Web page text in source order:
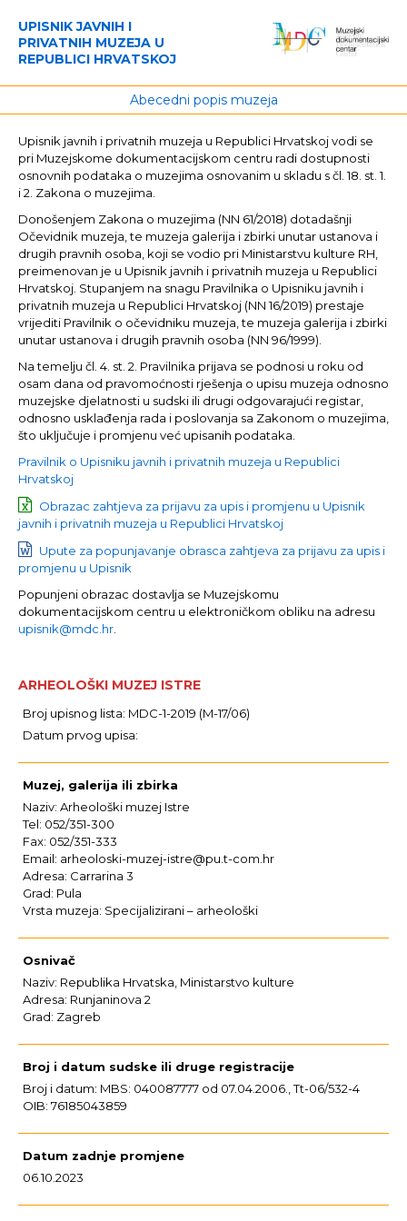
UPISNIK JAVNIH I
PRIVATNIH MUZEJA U
REPUBLICI HRVATSKOJ
Abecedni popis muzeja
Upisnik javnih i privatnih muzeja u Republici Hrvatskoj vodi se
pri Muzejskome dokumentacijskom centru radi dostupnosti
osnovnih podataka o muzejima osnovanim u skladu s čl. 18. st. 1.
i 2. Zakona o muzejima.
Donošenjem Zakona o muzejima (NN 61/2018) dotadašnji
Očevidnik muzeja, te muzeja galerija i zbirki unutar ustanova i
drugih pravnih osoba, koji se vodio pri Ministarstvu kulture RH,
preimenovan je u Upisnik javnih i privatnih muzeja u Republici
Hrvatskoj. Stupanjem na snagu Pravilnika o Upisniku javnih i
privatnih muzeja u Republici Hrvatskoj (NN 16/2019) prestaje
vrijediti Pravilnik o očevidniku muzeja, te muzeja galerija i zbirki
unutar ustanova i drugih pravnih osoba (NN 96/1999).
Na temelju čl. 4. st. 2. Pravilnika prijava se podnosi u roku od
osam dana od pravomoćnosti rješenja o upisu muzeja odnosno
muzejske djelatnosti u sudski ili drugi odgovarajući registar,
odnosno usklađenja rada i poslovanja sa Zakonom o muzejima,
što uključuje i promjenu već upisanih podataka.
Pravilnik o Upisniku javnih i privatnih muzeja u Republici
Hrvatskoj
Obrazac zahtjeva za prijavu za upis i promjenu u Upisnik
javnih i privatnih muzeja u Republici Hrvatskoj
Upute za popunjavanje obrasca zahtjeva za prijavu za upis i
promjenu u Upisnik
Popunjeni obrazac dostavlja se Muzejskomu
dokumentacijskom centru u elektroničkom obliku na adresu
upisnik@mdc.hr
ARHEOLOŠKI MUZEJ ISTRE
Broj upisnog lista: MDC-1-2019 (M-17/06)
Datum prvog upisa:
Muzej, galerija ili zbirka
Naziv: Arheološki muzej Istre
Tel: 052/351-300
Fax: 052/351-333
Email: arheoloski-muzej-istre@pu.t-com.hr
Adresa: Carrarina 3
Grad: Pula
Vrsta muzeja: Specijalizirani – arheološki
Osnivač
Naziv: Republika Hrvatska, Ministarstvo kulture
Adresa: Runjaninova 2
Grad: Zagreb
Broj i datum sudske ili druge registracije
Broj i datum: MBS: 040087777 od 07.04.2006., Tt-06/532-4
OIB: 76185043859
Datum zadnje promjene
06.10.2023